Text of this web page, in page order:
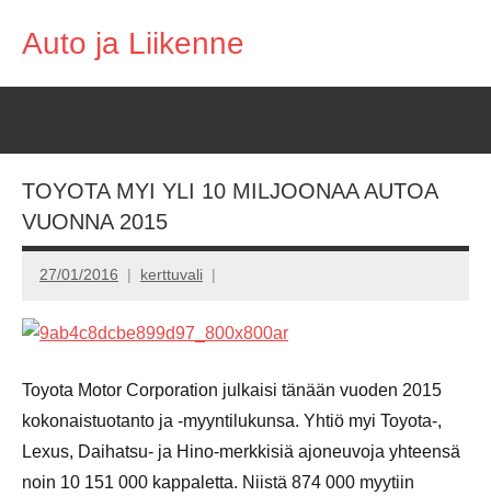
Auto ja Liikenne
TOYOTA MYI YLI 10 MILJOONAA AUTOA
VUONNA 2015
27/01/2016 kerttuvali
Toyota Motor Corporation julkaisi tänään vuoden 2015
kokonaistuotanto ja -myyntilukunsa. Yhtiö myi Toyota-,
Lexus, Daihatsu- ja Hino-merkkisiä ajoneuvoja yhteensä
noin 10 151 000 kappaletta. Niistä 874 000 myytiin